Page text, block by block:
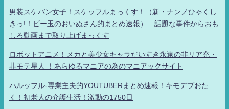
男装スケバン女子！スケッフルまっくす！（新・ナンノひゃくし
きっ!！ビー玉のおいぬさん的まとめ速報） 話題な事件からおも
しろ動画まで取り上げまっくす
ロボットアニメ！メカと美少女キャラだいすき永遠の非リア充・
非モテ星人 ！あらゆるマニアの為のマニアックサイト
ハルッフル-専業主夫的YOUTUBERまとめ速報！キモデブおた
く！初老人の介護生活！激動の1750日